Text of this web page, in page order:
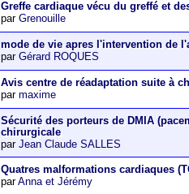
Greffe cardiaque vécu du greffé et
parGrenouille
mode de vie apres l'intervention de
parGérard ROQUES
Avis centre de réadaptation suite à
parmaxime
Sécurité des porteurs de DMIA
chirurgicale
parJean Claude SALLES
Quatres malformations cardiaques
parAnna et Jérémy